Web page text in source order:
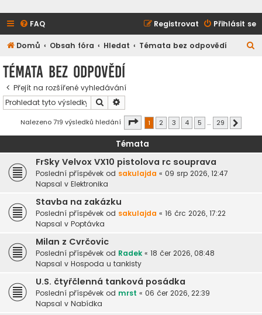
FAQ Přihlásit se
Registrovat
Domů Obsah fóra Hledat Témata bez odpovědí
Témata bez odpovědí
Přejít na rozšířené vyhledávání
Hledat
Nalezeno 719 výsledků hledání Stránka z
1 2 3 4 5 … 29
Témata
FrSky Velvox VX10 pistolova rc souprava
Poslední příspěvek od sakulajda « 09 srp 2026, 12:47
Napsal v Elektronika
Stavba na zakázku
Poslední příspěvek od sakulajda « 16 črc 2026, 17:22
Napsal v Poptávka
Milan z Cvrčovic
Poslední příspěvek od Radek « 18 čer 2026, 08:48
Napsal v Hospoda u tankisty
U.S. čtyřčlenná tanková posádka
Poslední příspěvek od mrst « 06 čer 2026, 22:39
Napsal v Nabídka